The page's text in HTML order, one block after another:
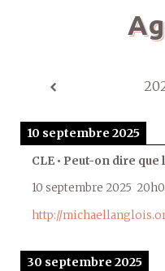
10 septembre 2025
CLE • Peut-on dire
10 septembre 2025
http://
30 septembre 2025